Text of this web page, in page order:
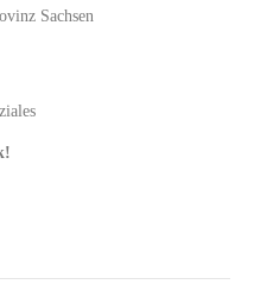
Sachsen